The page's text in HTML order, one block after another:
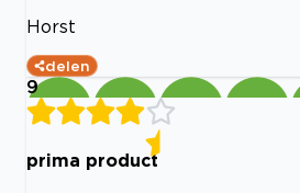
Horst
delen
9
prima product